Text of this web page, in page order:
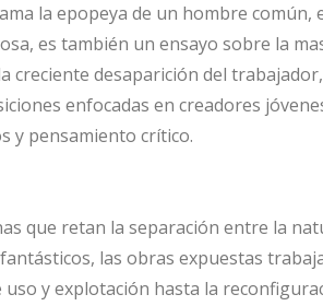
la epopeya de un hombre
es también un ensayo sobre la
creciente desaparición del
enfocadas en creadores
y pensamiento crítico.
que retan la separación entre la
las obras expuestas
y explotación hasta la